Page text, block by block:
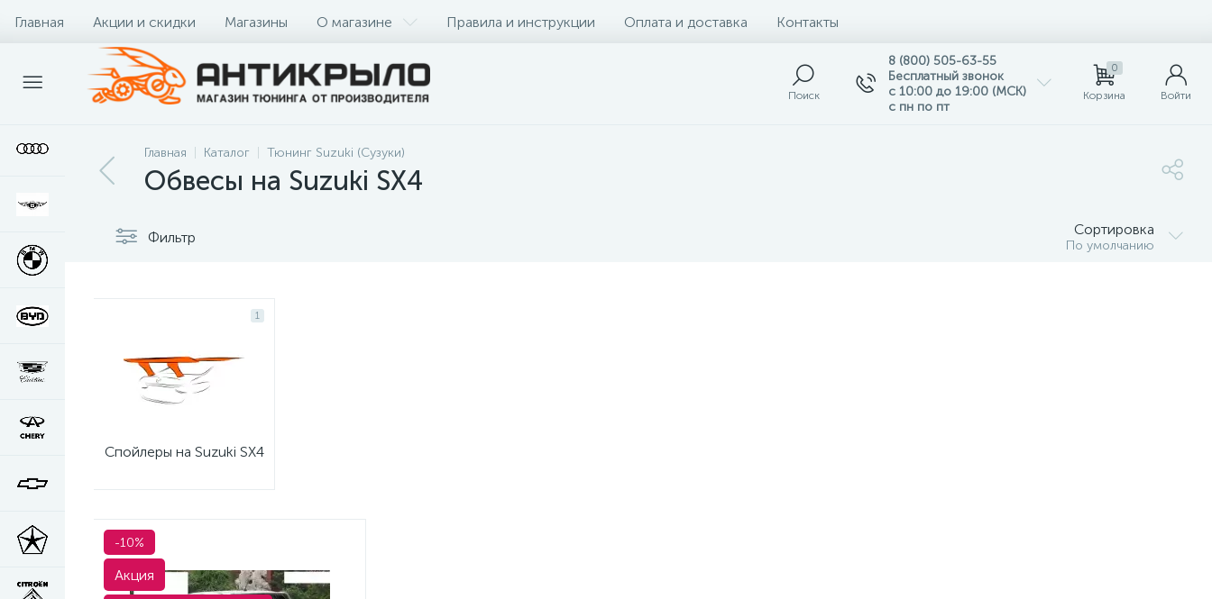
Главная Акции и скидки Магазины О магазине Правила и инструкции Оплата и доставка Контакты
Поиск
8 (800) 505-63-55
Бесплатный звонок
с 10:00 до 19:00 (МСК)
с пн по пт
0
Корзина Войти
Главная Каталог Тюнинг Suzuki (Сузуки)
Обвесы на Suzuki SX4
Фильтр Сортировка
По умолчанию
1
Спойлеры на Suzuki SX4
-10%
Акция